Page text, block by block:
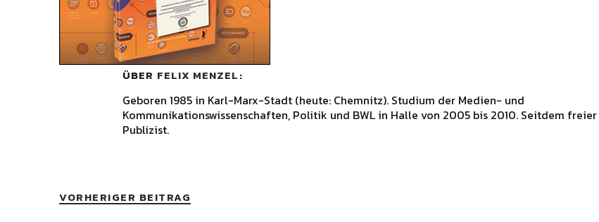
ÜBER FELIX MENZEL
Geboren 1985 in Karl-Marx-Stadt (heute: Chemnitz). Studium der Medien- und
Kommunikationswissenschaften, Politik und BWL in Halle von 2005 bis 2010. Seitdem freier
Publizist.
VORHERIGER BEITRAG